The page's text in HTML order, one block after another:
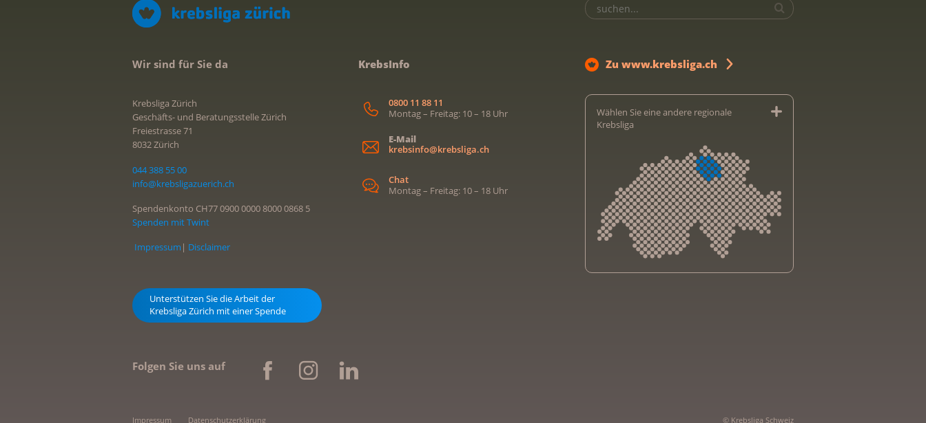
Wir sind für Sie da
Krebsliga Zürich
Geschäfts- und Beratungsstelle Zürich
Freiestrasse 71
8032 Zürich
044 388 55 00
info@krebsligazuerich.ch
Spendenkonto CH77 0900 0000 8000 0868 5
Spenden mit Twint
Impressum | Disclaimer
Unterstützen Sie die Arbeit der
Krebsliga Zürich mit einer Spende
KrebsInfo
0800 11 88 11
Montag – Freitag: 10 – 18 Uhr
E-Mail
krebsinfo@krebsliga.ch
Chat
Montag – Freitag: 10 – 18 Uhr
Zu www.krebsliga.ch
Wählen Sie eine andere regionale
Krebsliga
Folgen Sie uns auf
Impressum Datenschutzerklärung © Krebsliga Schweiz